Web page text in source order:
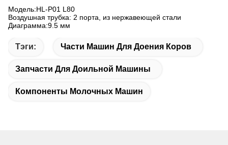
Модель:HL-P01 L80
Воздушная трубка: 2 порта, из нержавеющей стали
Диаграмма:9.5 мм
Тэги: Части Машин Для Доения Коров
Запчасти Для Доильной Машины
Компоненты Молочных Машин